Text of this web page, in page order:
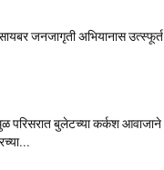
जनजागृती अभियानास उत्स्फूर्त
परिसरात बुलेटच्या कर्कश आवाजाने